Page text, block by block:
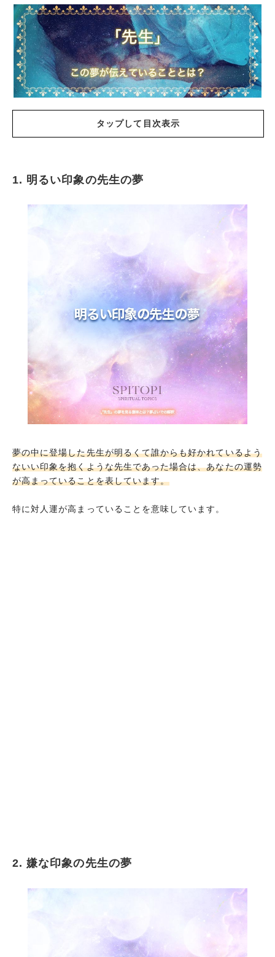
タップして目次表示
明るい印象の先生の夢
先生から授業を受けて教わる夢
先生と親しくしている夢
先生に相談をしている夢
先生に褒められる夢
頼りがいがある先生の夢
先生に相談をして罵倒される夢
先生に対して反抗的な態度をとっている夢
先生と対等に喧嘩をしている夢
男の先生に怒られる夢
男の先生から逃げる夢
女の先生から怒られる夢
自分が先生になる夢
1. 明るい印象の先生の夢
夢の中に登場した先生が明るくて誰からも好かれているよう
ないい印象を抱くような先生であった場合は、あなたの運勢
が高まっていることを表しています。
特に対人運が高まっていることを意味しています。
2. 嫌な印象の先生の夢